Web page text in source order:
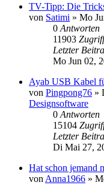
TV-Tipp: Die
von Satimi » Mo
0 Antworten
11903
Letzter
Mo Jun 02,
Ayab USB Kabel
von Pingpong76 »
Designsoftware
0 Antworten
15104
Letzter
Di Mai 27,
Hat schon jemand
von Anna1966 »